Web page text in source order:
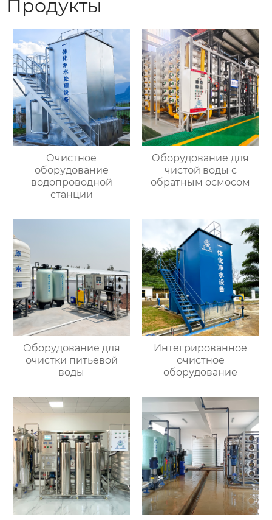
Продукты
Очистное
оборудование
водопроводной
станции
Оборудование для
чистой воды с
обратным осмосом
Оборудование для
очистки питьевой
воды
Интегрированное
очистное
оборудование